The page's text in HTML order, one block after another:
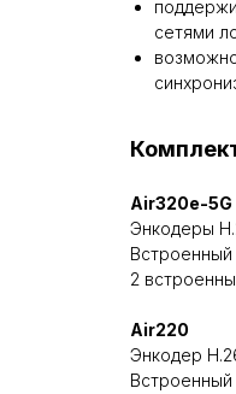
сетями
Air320e-5G
Энкодеры
Встроенный
2
Air220
Энкодер
Встроенный